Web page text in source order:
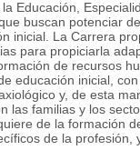
Educación,
buscan potenciar
inicial. La Carrera
para propiciarla
de recursos
educación inicial,
y, de esta
las familias y los
de la formación
de la